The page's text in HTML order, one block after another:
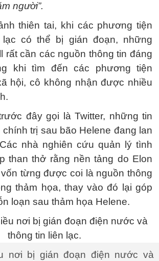
người”.
thiên tai, khi các phương tiện
có thể bị gián đoạn, những
rất cần các nguồn thông tin đáng
khi tìm đến các phương tiện
hội, cô không nhận được nhiều
đây gọi là Twitter, những tin
trị sau bão Helene đang lan
nhà nghiên cứu quản lý tình
than thở rằng nền tảng do Elon
từng được coi là nguồn thông
thảm họa, thay vào đó lại góp
loạn sau thảm họa Helene.
nơi bị gián đoạn điện nước và